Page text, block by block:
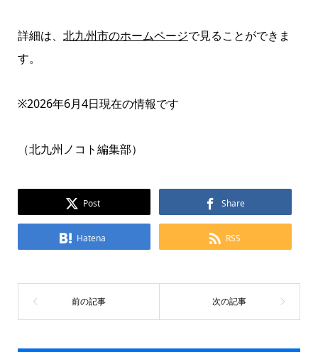
詳細は、 北九州市のホームページで見ることができま
す。
※2026年6月4日現在の情報です
（北九州ノコト編集部）
Post Share
Hatena RSS